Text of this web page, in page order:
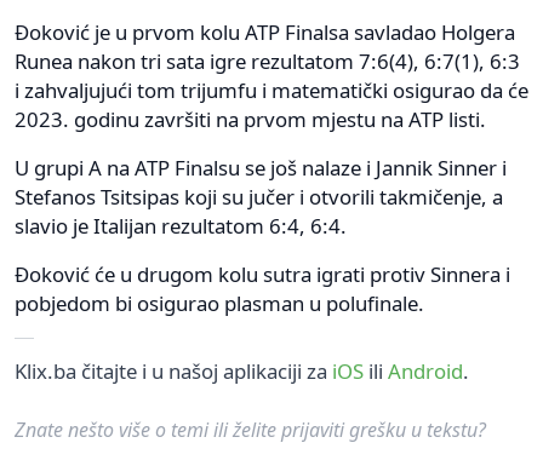
Đoković je u prvom kolu ATP Finalsa savladao Holgera
Runea nakon tri sata igre rezultatom 7:6(4), 6:7(1), 6:3
i zahvaljujući tom trijumfu i matematički osigurao da će
2023. godinu završiti na prvom mjestu na ATP listi.
U grupi A na ATP Finalsu se još nalaze i Jannik Sinner i
Stefanos Tsitsipas koji su jučer i otvorili takmičenje, a
slavio je Italijan rezultatom 6:4, 6:4.
Đoković će u drugom kolu sutra igrati protiv Sinnera i
pobjedom bi osigurao plasman u polufinale.
Klix.ba čitajte i u našoj aplikaciji za iOS ili Android.
Znate nešto više o temi ili želite prijaviti grešku u tekstu?